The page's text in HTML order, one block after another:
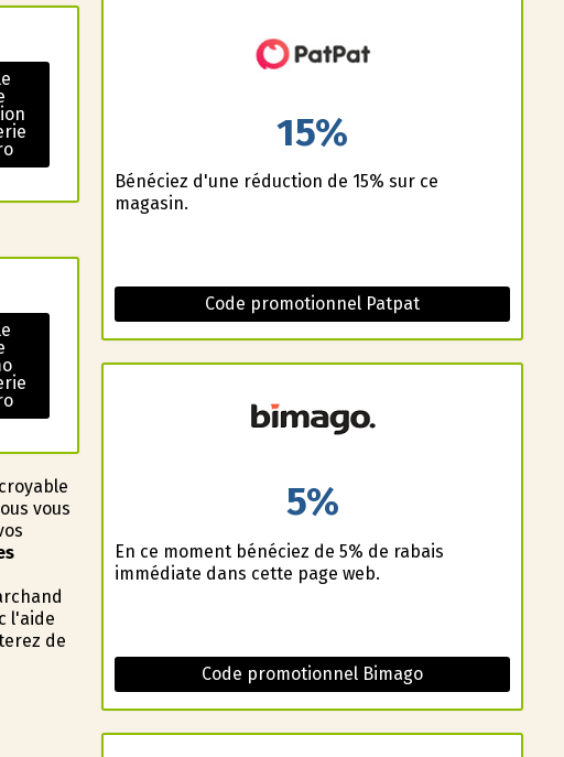
vous
l'aide
de
15%
Bénéficiez d'une réduction de 15% sur ce
magasin.
Code promotionnel Patpat
5%
En ce moment bénéficiez de 5% de rabais
immédiate dans cette page web.
Code promotionnel Bimago